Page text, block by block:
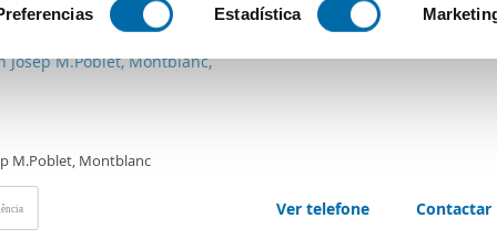
analizándolo activamente para buscar características
cómo se procesan sus datos personales y establezca sus
se usan para personalizar el contenido y los anuncios,
el tráfico. Además, compartimos información sobre el uso que
de redes sociales, publicidad y análisis web, quienes
Estadística
2 1 Casa de banho
Josep M.Poblet, Montblanc,
M.Poblet, Montblanc
Ver telefone Contactar